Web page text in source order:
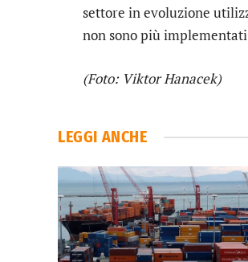
settore in evoluzione
non sono più
(Foto: Viktor Hanacek)
LEGGI ANCHE